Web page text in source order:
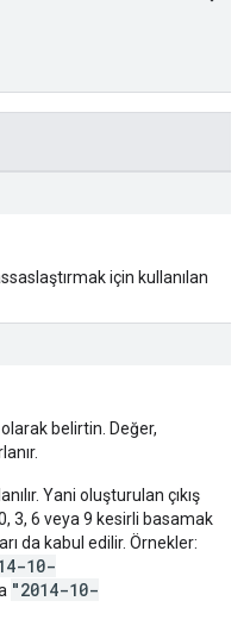
için kullanılan
belirtin. Değer,
Yani oluşturulan çıkış
3, 6 veya 9 kesirli basamak
da kabul edilir. Örnekler:
10-
"2014-10-